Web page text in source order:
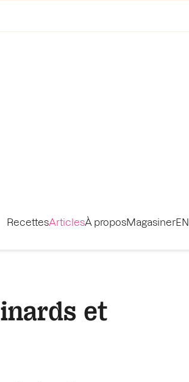
RecettesArticlesÀ proposMagasinerEN
et